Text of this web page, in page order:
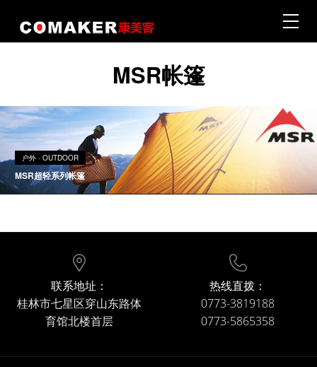
首页 · Home
|
户外 · Outdoor
生活 · Wine & Lifestyle
|
会员 · Membership
MSR帐篷
户外 · OUTDOOR
MSR超轻系列帐篷
联系地址：
桂林市七星区穿山东路体
育馆北楼首层
热线直拨：
0773-3819188
0773-5865358